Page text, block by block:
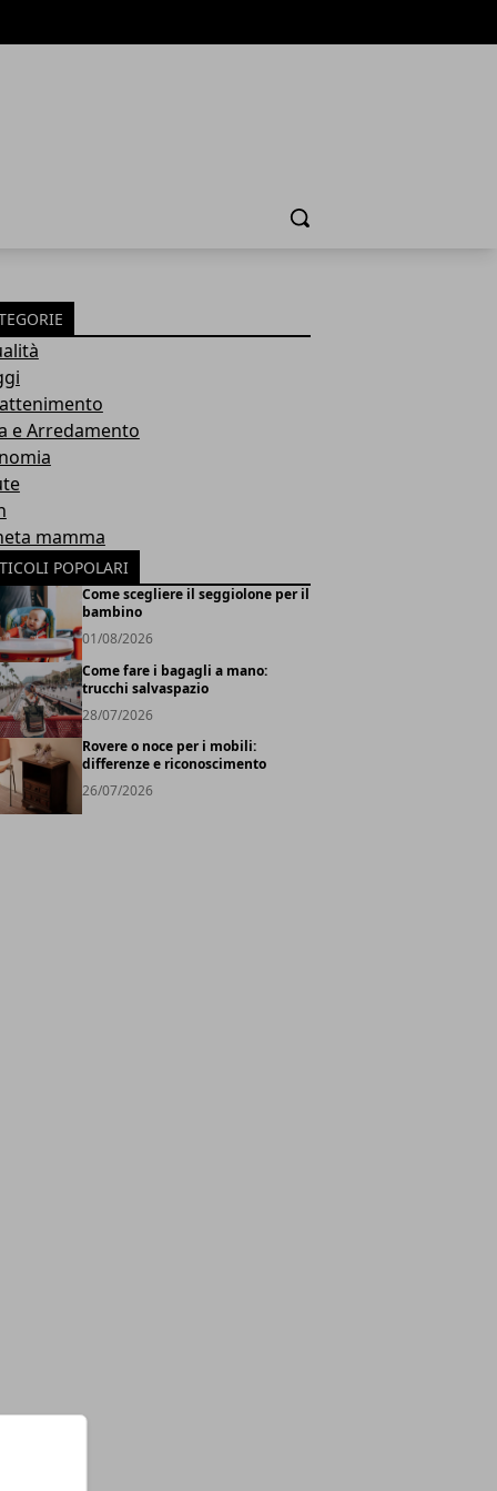
Cerca
e Arredamento
mamma
POPOLARI
Come scegliere il seggiolone per il
bambino
01/08/2026
Come fare i bagagli a mano:
trucchi salvaspazio
28/07/2026
Rovere o noce per i mobili:
differenze e riconoscimento
26/07/2026